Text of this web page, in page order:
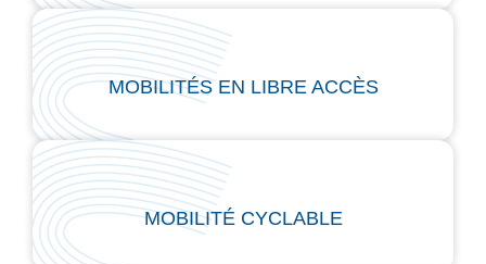
MOBILITÉS EN LIBRE ACCÈS
MOBILITÉ CYCLABLE